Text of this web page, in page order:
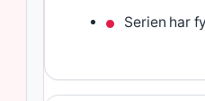
Serien har